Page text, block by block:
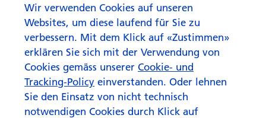
Wir verwenden Cookies auf unseren
Websites, um diese laufend für Sie zu
verbessern. Mit dem Klick auf «Zustimmen»
erklären Sie sich mit der Verwendung von
Cookies gemäss unserer Cookie- und
Tracking-Policy einverstanden. Oder lehnen
Sie den Einsatz von nicht technisch
notwendigen Cookies durch Klick auf